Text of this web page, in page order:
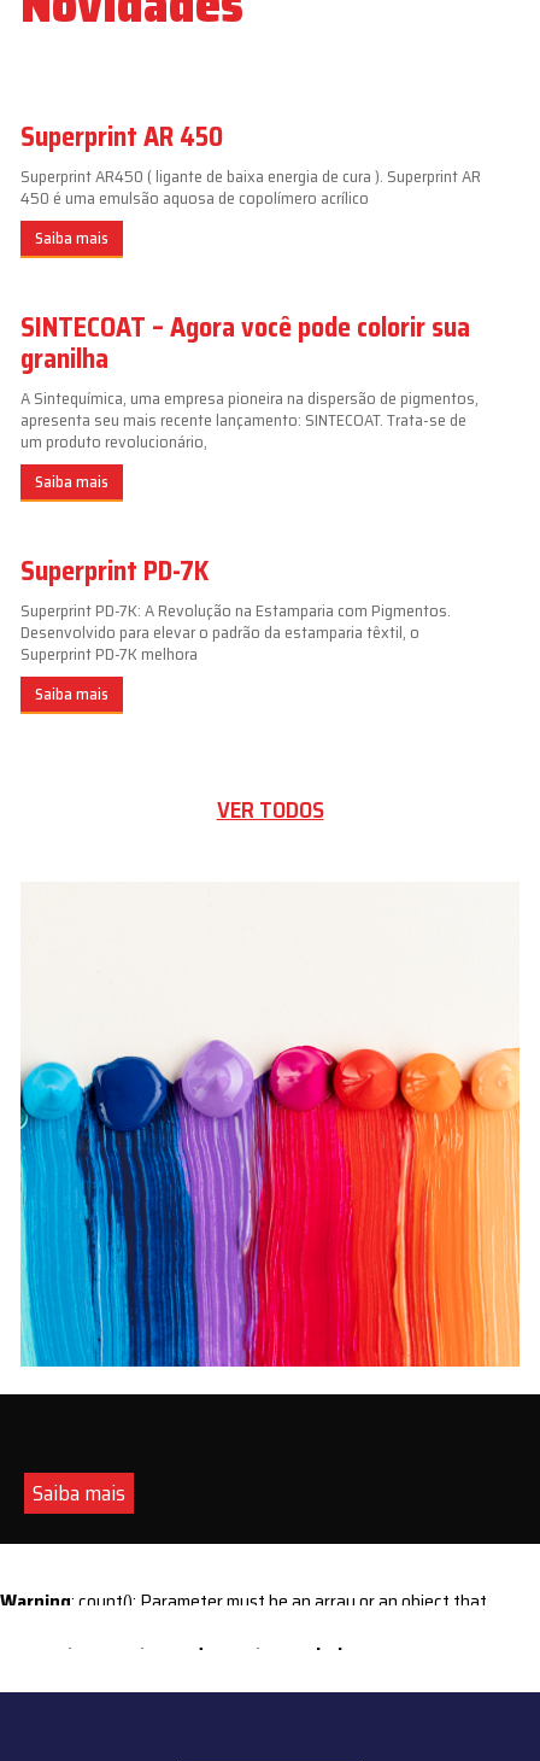
Superprint AR 450
Superprint AR450 ( ligante de baixa energia de cura ). Superprint AR
450 é uma emulsão aquosa de copolímero acrílico
Saiba mais
SINTECOAT – Agora você pode colorir sua
granilha
A Sintequímica, uma empresa pioneira na dispersão de pigmentos,
apresenta seu mais recente lançamento: SINTECOAT. Trata-se de
um produto revolucionário,
Saiba mais
Superprint PD-7K
Superprint PD-7K: A Revolução na Estamparia com Pigmentos.
Desenvolvido para elevar o padrão da estamparia têxtil, o
Superprint PD-7K melhora
Saiba mais
VER TODOS
Saiba mais
Warning: count(): Parameter must be an array or an object that
content/themes/sintequimica/index.php